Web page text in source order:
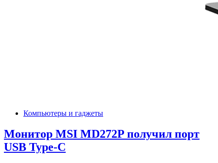
Компьютеры и гаджеты
Монитор MSI MD272P получил порт
USB Type-C